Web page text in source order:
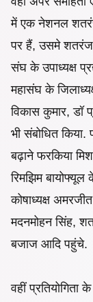
में एक नेशनल
पर हैं, उसमे शतरंज
संघ के उपाध्यक्ष
महासंघ के
विकास कुमार, डॉ
भी संबोधित किया.
बढ़ाने फरकिया
रिमझिम
कोषाध्यक्ष
मदनमोहन सिंह,
बजाज आदि पहुंचे.
वहीं प्रतियोगिता